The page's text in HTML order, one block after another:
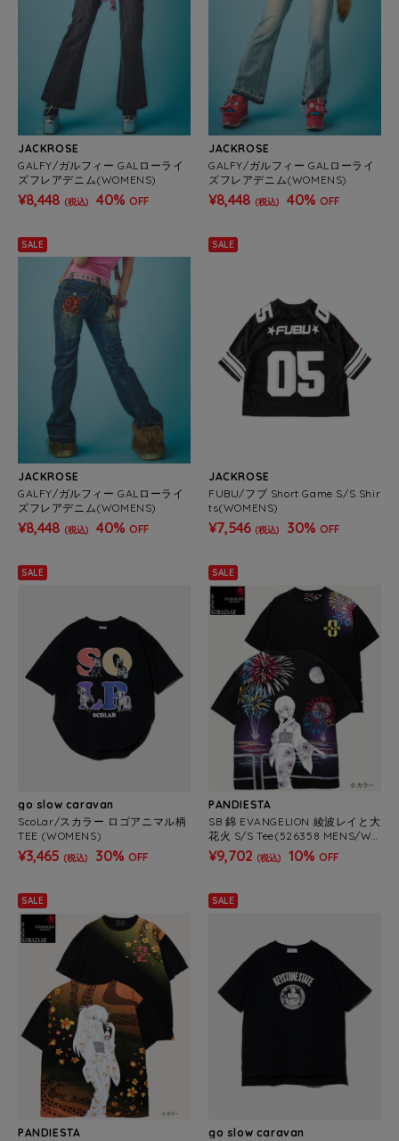
JACKROSE
GALFY/ガルフィー GALローライ
ズフレアデニム(WOMENS)
¥8,448 (税込) 40% OFF
JACKROSE
GALFY/ガルフィー GALローライ
ズフレアデニム(WOMENS)
¥8,448 (税込) 40% OFF
SALE
JACKROSE
GALFY/ガルフィー GALローライ
ズフレアデニム(WOMENS)
¥8,448 (税込) 40% OFF
SALE
JACKROSE
FUBU/フブ Short Game S/S Shir
ts(WOMENS)
¥7,546 (税込) 30% OFF
SALE
go slow caravan
ScoLar/スカラー ロゴアニマル柄
TEE (WOMENS)
¥3,465 (税込) 30% OFF
SALE
PANDIESTA
SB 錦 EVANGELION 綾波レイと大
花火 S/S Tee(526358 MENS/WO
MENS)
¥9,702 (税込) 10% OFF
SALE
PANDIESTA
SALE
go slow caravan